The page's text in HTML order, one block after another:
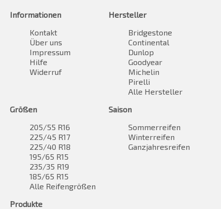
Informationen
Kontakt
Über uns
Impressum
Hilfe
Widerruf
Hersteller
Bridgestone
Continental
Dunlop
Goodyear
Michelin
Pirelli
Alle Hersteller
Größen
205/55 R16
225/45 R17
225/40 R18
195/65 R15
235/35 R19
185/65 R15
Alle Reifengrößen
Saison
Sommerreifen
Winterreifen
Ganzjahresreifen
Produkte